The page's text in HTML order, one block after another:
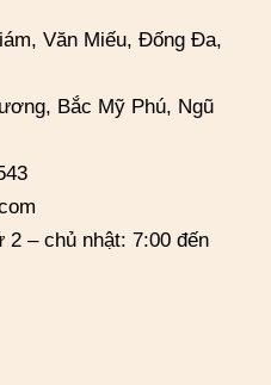
Văn Miếu, Đống Đa,
Bắc Mỹ Phú, Ngũ
2 – chủ nhật: 7:00 đến